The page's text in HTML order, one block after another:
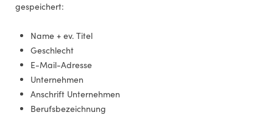
gespeichert:
Name + ev. Titel
Geschlecht
E-Mail-Adresse
Unternehmen
Anschrift Unternehmen
Berufsbezeichnung